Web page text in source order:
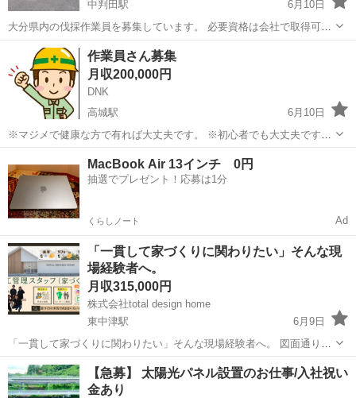
中判田駅
6月10日
大分県内の伐採作業員を募集しています。 必要資格は会社で取得可能
です。 20代~50代のスタッフが活躍しています。 興味のある方、初心
者や有資格者の方 どんな方でもお気軽にご連絡ください。 ※求人営業
の連絡はお断りです。
大分市 中判田駅 その他
作業員さん募集
月収200,000円
DNK
高城駅
6月10日
※マジメで健康な方で有れば大丈夫です。 ※初心者でも大丈夫です。
※作業用品は無料貸し出しします。 ※長期的に有ります。 ※日払い相
談可能 ※住込み寮有ります。 ※各種保険完備 ※必ず返事(返信)します
ので常識...
土木作業員
MacBook Air 13インチ 0円
抽選でプレゼント！応募は1分
くらしノート Ad
「一貫して家づくりに関わりたい」そんな現
場経験者へ。
月収315,000円
株式会社total design home
東中津駅
6月9日
「一貫して家づくりに関わりたい」そんな現場経験者へ。 図面通りに
作るだけでは終わらない、家づくりを✨ ✔営業が取ってきた内容の調
整に追われる ✔設計・現場・アフターの板挟みになる ✔「誰の判断で
進めるのか」が曖昧...
大分 中津市 東中津駅 施工管理
【急募】 太陽光パネル設置のお仕事/入社祝い
金あり